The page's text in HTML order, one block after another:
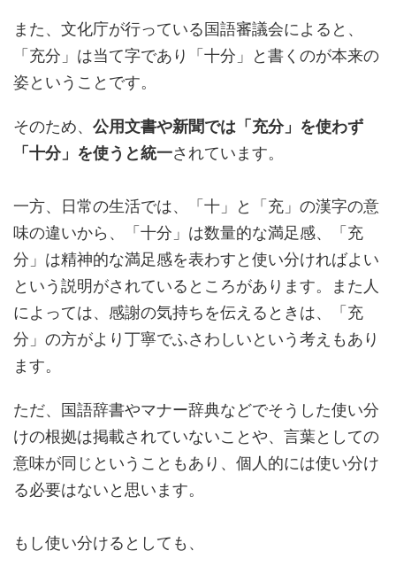
また、文化庁が行っている国語審議会によると、
「充分」は当て字であり「十分」と書くのが本来の
姿ということです。
そのため、 公用文書や新聞では「充分」を使わず
「十分」を使うと統一されています。
一方、日常の生活では、「十」と「充」の漢字の意
味の違いから、「十分」は数量的な満足感、「充
分」は精神的な満足感を表わすと使い分ければよい
という説明がされているところがあります。また人
によっては、感謝の気持ちを伝えるときは、「充
分」の方がより丁寧でふさわしいという考えもあり
ます。
ただ、国語辞書やマナー辞典などでそうした使い分
けの根拠は掲載されていないことや、言葉としての
意味が同じということもあり、個人的には使い分け
る必要はないと思います。
もし使い分けるとしても、